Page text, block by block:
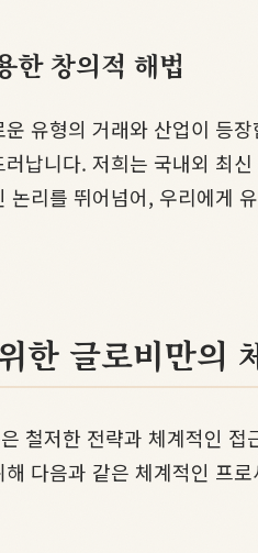
한 창의적 해법
유형의 거래와 산업이 등
납니다. 저희는 국내외 최
논리를 뛰어넘어, 우리에게
한 글로비만의
은 철저한 전략과 체계적인
다음과 같은 체계적인 프